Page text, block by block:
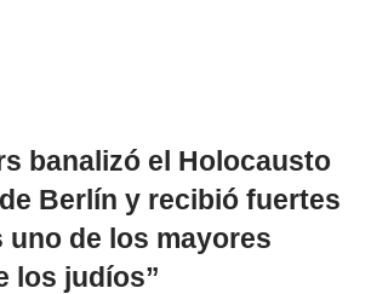
banalizó el Holocausto
Berlín y recibió fuertes
uno de los mayores
los judíos”